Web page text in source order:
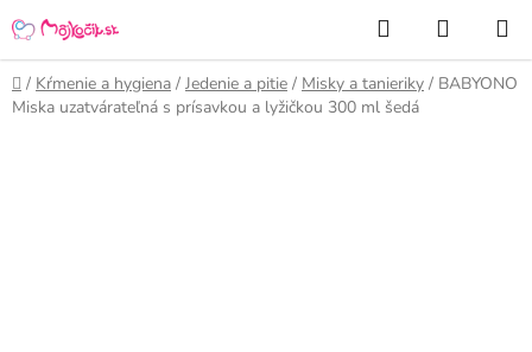
na
obsah
Hľadať
KOŠÍK
Domov
/ Kŕmenie a hygiena / Jedenie a pitie / Misky a tanieriky / BABYONO
Miska uzatvárateľná s prísavkou a lyžičkou 300 ml šedá